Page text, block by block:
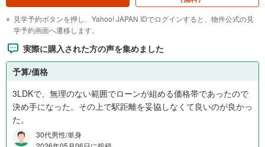
見学予約ボタンを押し、Yahoo! JAPAN IDでログインすると、物件公式の見
学予約画面へ遷移します。
実際に購入された方の声を集めました
予算/価格
3LDKで、無理のない範囲でローンが組める価格帯であったので
決め手になった。その上で駅距離を妥協しなくて良いのが良かっ
た。
30代男性/単身